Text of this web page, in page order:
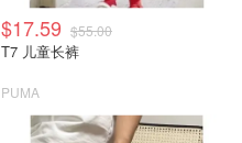
$17.59 $55.00
T7 儿童长裤
PUMA